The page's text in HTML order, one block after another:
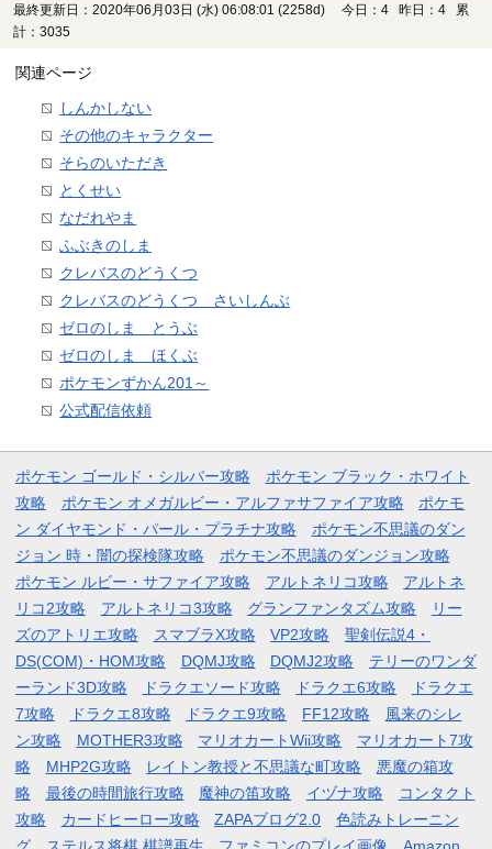
最終更新日：2020年06月03日 (水) 06:08:01 (2258d)
今日：4 昨日：4 累
計：3035
関連ページ
しんかしない
その他のキャラクター
そらのいただき
とくせい
なだれやま
ふぶきのしま
クレバスのどうくつ
クレバスのどうくつ さいしんぶ
ゼロのしま とうぶ
ゼロのしま ほくぶ
ポケモンずかん201～
公式配信依頼
ポケモン ゴールド・シルバー攻略
ポケモン ブラック・ホワイト
攻略
ポケモン オメガルビー・アルファサファイア攻略
ポケモ
ン ダイヤモンド・パール・プラチナ攻略
ポケモン不思議のダン
ジョン 時・闇の探検隊攻略
ポケモン不思議のダンジョン攻略
ポケモン ルビー・サファイア攻略
アルトネリコ攻略
アルトネ
リコ2攻略
アルトネリコ3攻略 グランファンタズム攻略
リー
ズのアトリエ攻略
スマブラX攻略 VP2攻略
聖剣伝説4・
DS(COM)・HOM攻略
DQMJ攻略 DQMJ2攻略
テリーのワンダ
ーランド3D攻略
ドラクエソード攻略 ドラクエ6攻略
ドラクエ
7攻略
ドラクエ8攻略 ドラクエ9攻略 FF12攻略
風来のシレ
ン攻略
MOTHER3攻略 マリオカートWii攻略
マリオカート7攻
略
MHP2G攻略 レイトン教授と不思議な町攻略
悪魔の箱攻
略
最後の時間旅行攻略 魔神の笛攻略 イヅナ攻略
コンタクト
攻略
カードヒーロー攻略 ZAPAブログ2.0
色読みトレーニン